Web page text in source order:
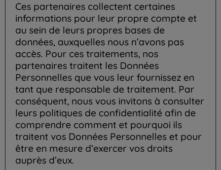
Ces partenaires collectent certaines
informations pour leur propre compte et
au sein de leurs propres bases de
données, auxquelles nous n’avons pas
accès. Pour ces traitements, nos
partenaires traitent les Données
Personnelles que vous leur fournissez en
tant que responsable de traitement. Par
conséquent, nous vous invitons à consulter
leurs politiques de confidentialité afin de
comprendre comment et pourquoi ils
traitent vos Données Personnelles et pour
être en mesure d’exercer vos droits
auprès d’eux.